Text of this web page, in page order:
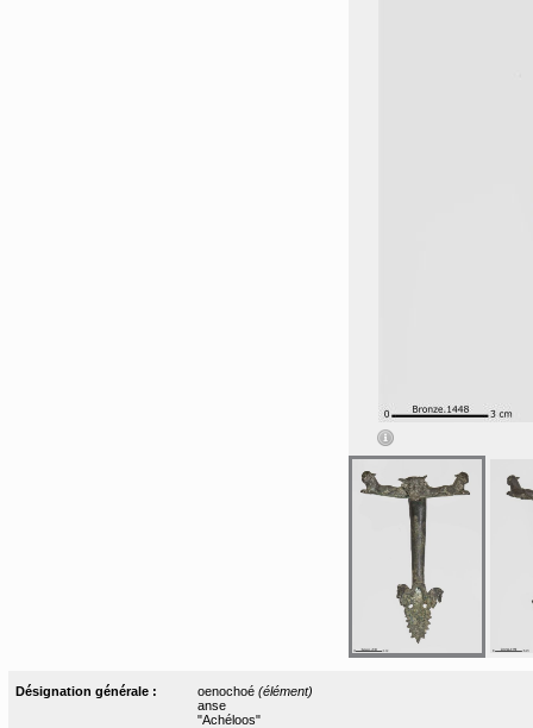
Désignation générale : oenochoé (élément)
anse
"Achéloos"